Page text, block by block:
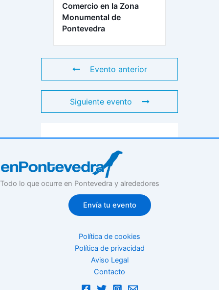
Comercio en la Zona
Monumental de
Pontevedra
Evento anterior
Siguiente evento
Todo lo que ocurre en Pontevedra y alrededores
Envía tu evento
Política de cookies
Política de privacidad
Aviso Legal
Contacto